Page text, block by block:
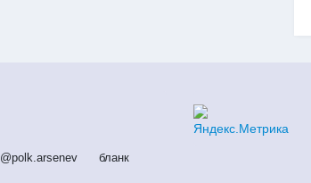
@polk.arsenev бланк